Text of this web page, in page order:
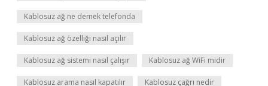
Kablosuz ağ ne demek telefonda
Kablosuz ağ özelliği nasıl açılır
Kablosuz ağ sistemi nasıl çalışır Kablosuz ağ WiFi midir
Kablosuz arama nasıl kapatılır Kablosuz çağrı nedir